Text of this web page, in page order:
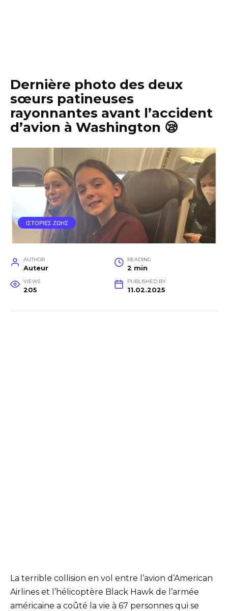
Dernière photo des deux
sœurs patineuses
rayonnantes avant l’accident
d’avion à Washington 😪
ΙΣΤΟΡΙΕΣ ΖΩΗΣ
AUTHOR
Auteur
READING
2 min
VIEWS
205
PUBLISHED BY
11.02.2025
La terrible collision en vol entre l’avion d’American
Airlines et l’hélicoptère Black Hawk de l’armée
américaine a coûté la vie à 67 personnes qui se